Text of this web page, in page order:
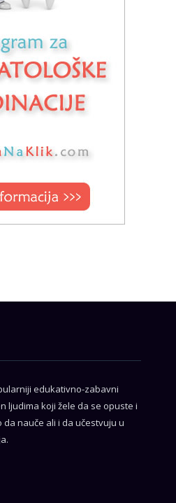
edukativno-zabavni
ljudima koji žele da se opuste i
da nauče ali i da učestvuju u